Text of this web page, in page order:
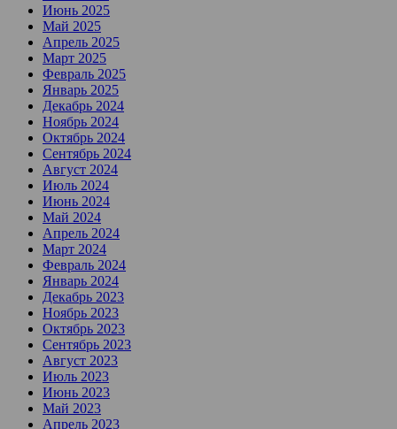
Июнь 2025
Май 2025
Апрель 2025
Март 2025
Февраль 2025
Январь 2025
Декабрь 2024
Ноябрь 2024
Октябрь 2024
Сентябрь 2024
Август 2024
Июль 2024
Июнь 2024
Май 2024
Апрель 2024
Март 2024
Февраль 2024
Январь 2024
Декабрь 2023
Ноябрь 2023
Октябрь 2023
Сентябрь 2023
Август 2023
Июль 2023
Июнь 2023
Май 2023
Апрель 2023